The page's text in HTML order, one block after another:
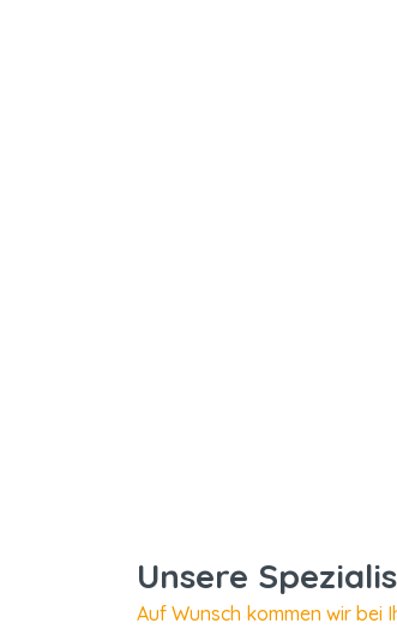
Unsere
Auf Wunsch kommen wir bei